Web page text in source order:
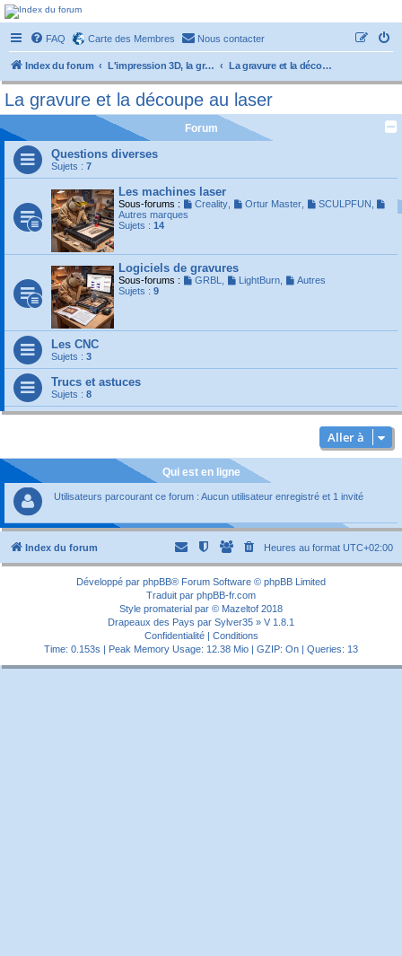
Forum-passionnement
Le forum des passionnés de trains miniature, de petites autos etc etc
FAQ Carte des Membres Nous contacter
Index du forum L'impression 3D, la gravure laser et autres techniques modernes La gravure et la découpe au laser
La gravure et la découpe au laser
Forum
Questions diverses
Sujets : 7
Les machines laser
Sous-forums : Creality, Ortur Master, SCULPFUN
Autres marques
Sujets : 14
Logiciels de gravures
Sous-forums : GRBL LightBurn,
Autres
Sujets : 9
Les CNC
Sujets : 3
Trucs et astuces
Sujets : 8
Aller à
Qui est en ligne
Utilisateurs parcourant ce forum : Aucun utilisateur enregistré et 1 invité
Index du forum Heures au format UTC+02:00
Développé par phpBB® Forum Software © phpBB Limited
Traduit par phpBB-fr.com
Style promaterial par © Mazeltof 2018
Drapeaux des Pays par Sylver35 » V 1.8.1
Confidentialité| Conditions
Time: 0.153s | Peak Memory Usage: 12.38 Mio | GZIP: On | Queries: 13